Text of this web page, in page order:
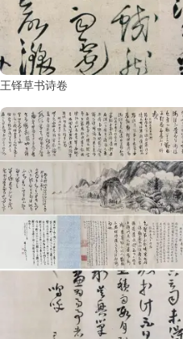
王铎草书诗卷
查
询